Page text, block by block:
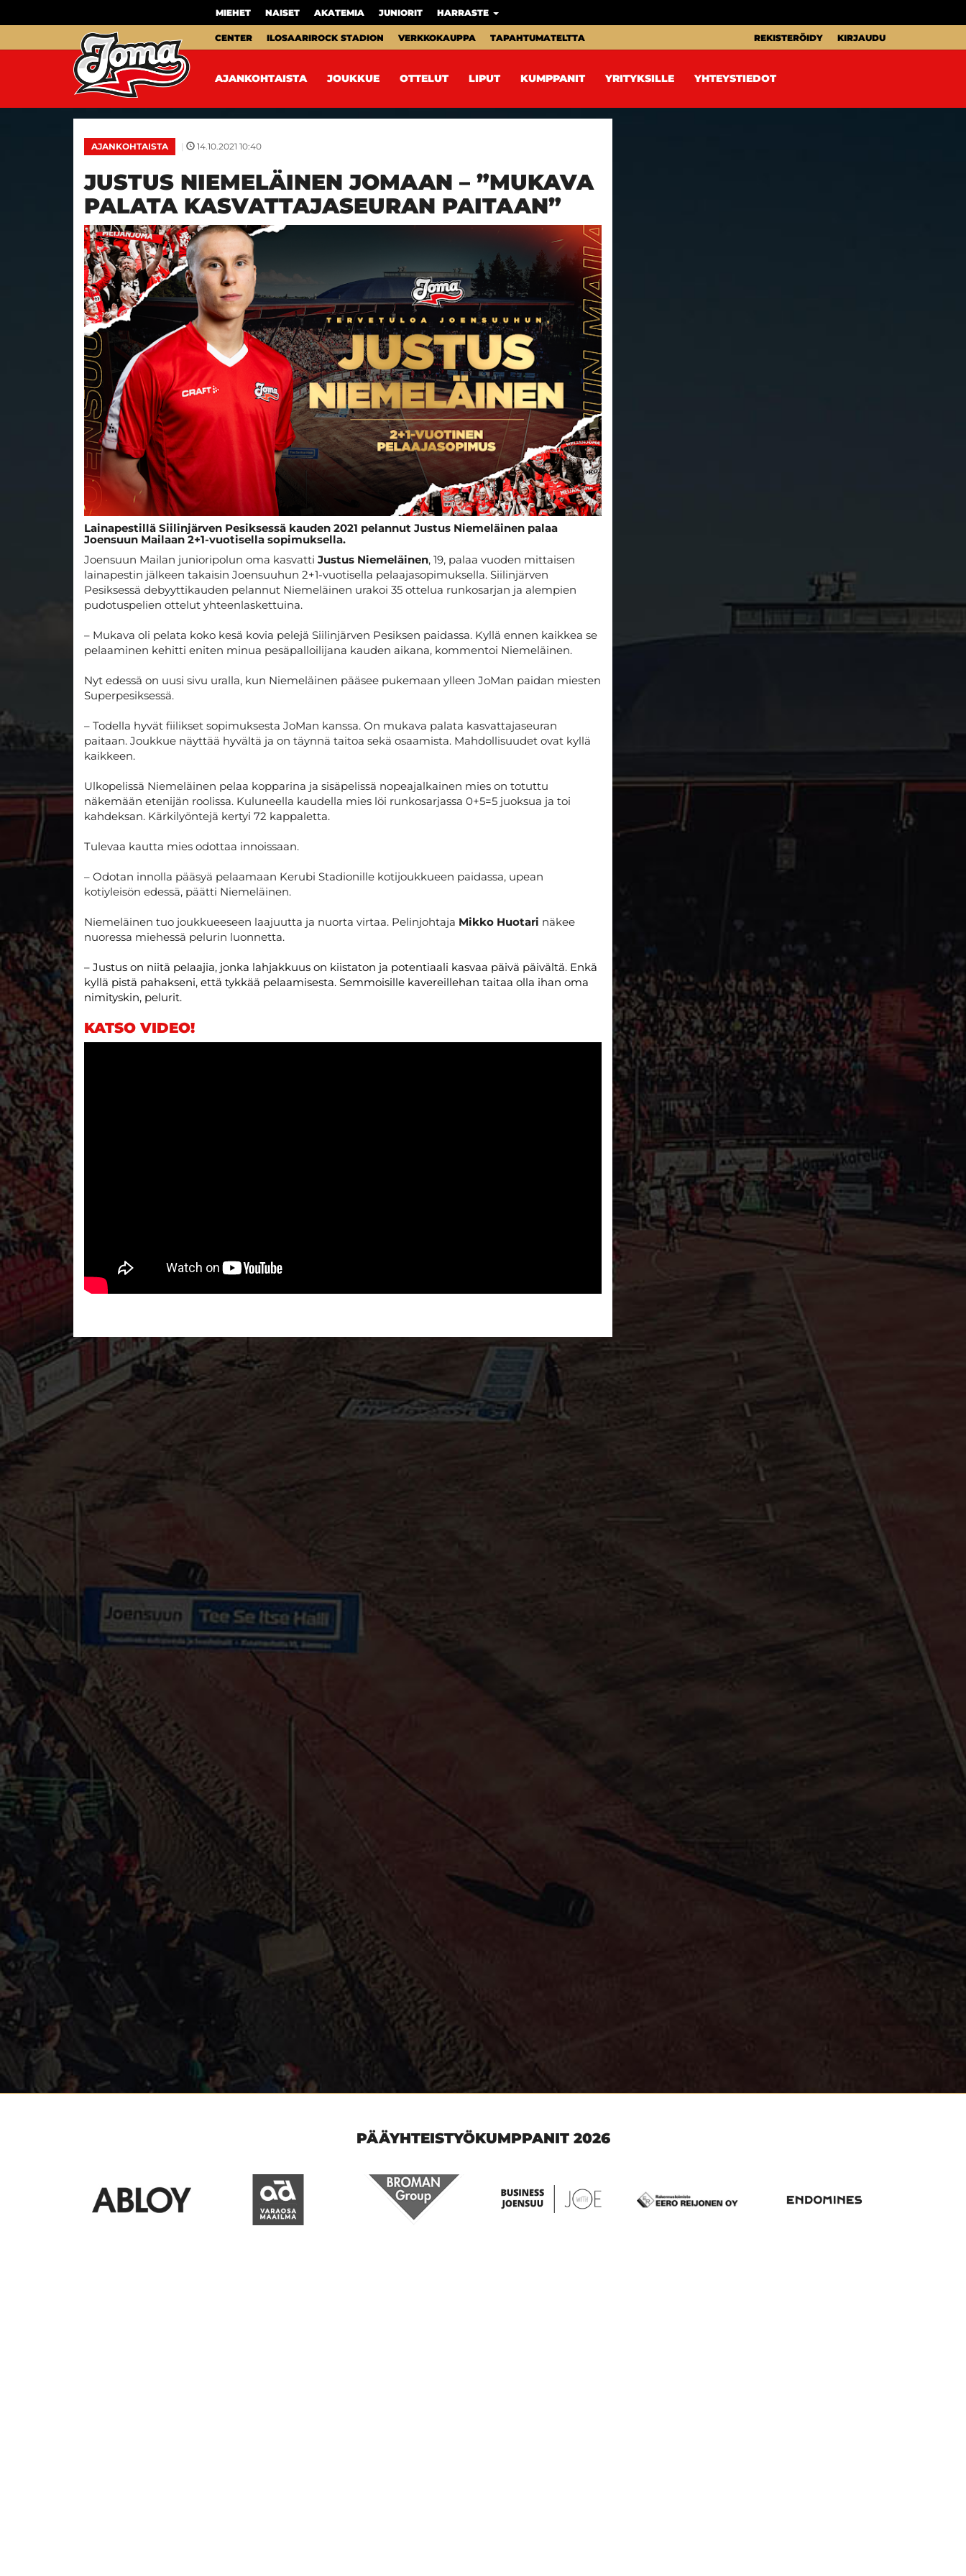
MIEHET NAISET AKATEMIA JUNIORIT HARRASTE
CENTER ILOSAARIROCK STADION VERKKOKAUPPA TAPAHTUMATELTTA REKISTERÖIDY KIRJAUDU
AJANKOHTAISTA JOUKKUE OTTELUT LIPUT KUMPPANIT YRITYKSILLE YHTEYSTIEDOT
AJANKOHTAISTA | 14.10.2021 10:40
JUSTUS NIEMELÄINEN JOMAAN – ”MUKAVA
PALATA KASVATTAJASEURAN PAITAAN”
Lainapestillä Siilinjärven Pesiksessä kauden 2021 pelannut Justus Niemeläinen palaa
Joensuun Mailaan 2+1-vuotisella sopimuksella.
Joensuun Mailan junioripolun oma kasvatti Justus Niemeläinen, 19, palaa vuoden mittaisen
lainapestin jälkeen takaisin Joensuuhun 2+1-vuotisella pelaajasopimuksella. Siilinjärven
Pesiksessä debyyttikauden pelannut Niemeläinen urakoi 35 ottelua runkosarjan ja alempien
pudotuspelien ottelut yhteenlaskettuina.
– Mukava oli pelata koko kesä kovia pelejä Siilinjärven Pesiksen paidassa. Kyllä ennen kaikkea se
pelaaminen kehitti eniten minua pesäpalloilijana kauden aikana, kommentoi Niemeläinen.
Nyt edessä on uusi sivu uralla, kun Niemeläinen pääsee pukemaan ylleen JoMan paidan miesten
Superpesiksessä.
– Todella hyvät fiilikset sopimuksesta JoMan kanssa. On mukava palata kasvattajaseuran
paitaan. Joukkue näyttää hyvältä ja on täynnä taitoa sekä osaamista. Mahdollisuudet ovat kyllä
kaikkeen.
Ulkopelissä Niemeläinen pelaa kopparina ja sisäpelissä nopeajalkainen mies on totuttu
näkemään etenijän roolissa. Kuluneella kaudella mies löi runkosarjassa 0+5=5 juoksua ja toi
kahdeksan. Kärkilyöntejä kertyi 72 kappaletta.
Tulevaa kautta mies odottaa innoissaan.
– Odotan innolla pääsyä pelaamaan Kerubi Stadionille kotijoukkueen paidassa, upean
kotiyleisön edessä, päätti Niemeläinen.
Niemeläinen tuo joukkueeseen laajuutta ja nuorta virtaa. Pelinjohtaja Mikko Huotari näkee
nuoressa miehessä pelurin luonnetta.
– Justus on niitä pelaajia, jonka lahjakkuus on kiistaton ja potentiaali kasvaa päivä päivältä. Enkä
kyllä pistä pahakseni, että tykkää pelaamisesta. Semmoisille kavereillehan taitaa olla ihan oma
nimityskin, pelurit.
KATSO VIDEO!
PÄÄYHTEISTYÖKUMPPANIT 2026